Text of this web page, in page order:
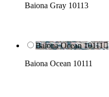
Baiona Gray 10113
Baiona Ocean 10111
Baiona Ocean 10111